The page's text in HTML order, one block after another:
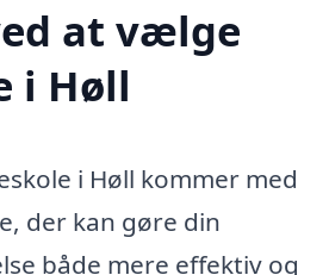
at vælge
i Høll
i Høll kommer med
der kan gøre din
både mere effektiv og